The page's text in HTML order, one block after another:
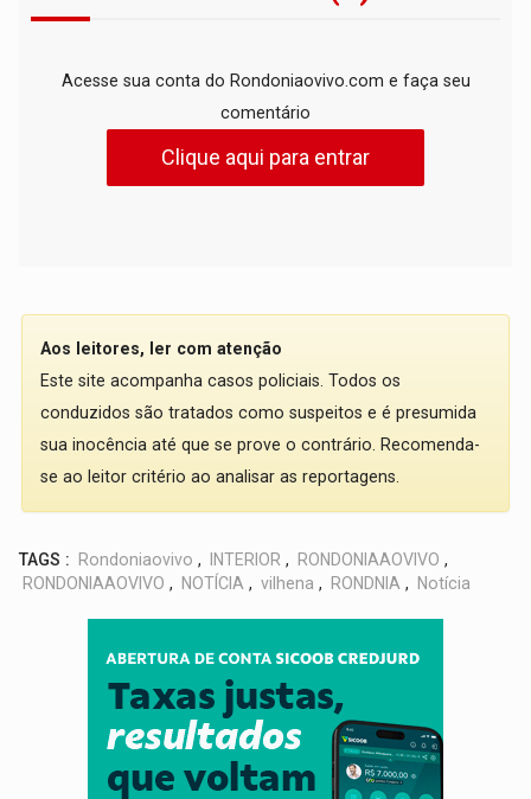
Acesse sua conta do Rondoniaovivo.com e faça seu
comentário
Clique aqui para entrar
Aos leitores, ler com atenção
Este site acompanha casos policiais. Todos os
conduzidos são tratados como suspeitos e é presumida
sua inocência até que se prove o contrário. Recomenda-
se ao leitor critério ao analisar as reportagens.
TAGS : Rondoniaovivo , INTERIOR , RONDONIAAOVIVO ,
RONDONIAAOVIVO , NOTÍCIA , vilhena , RONDNIA , Notícia